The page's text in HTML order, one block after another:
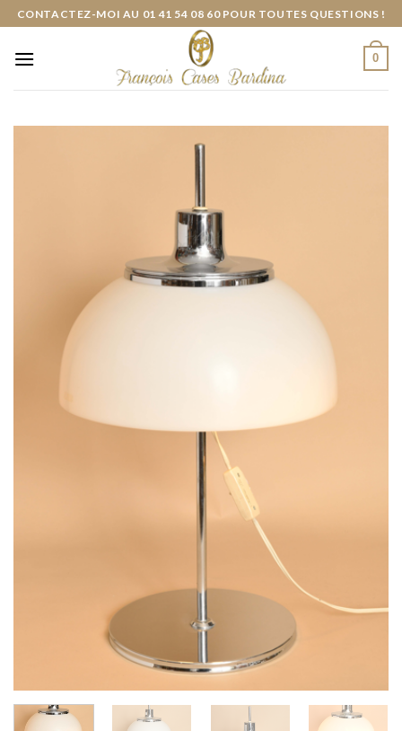
Skip
content
CONTACTEZ-MOI AU 01 41 54 08 60 POUR TOUTES QUESTIONS !
0